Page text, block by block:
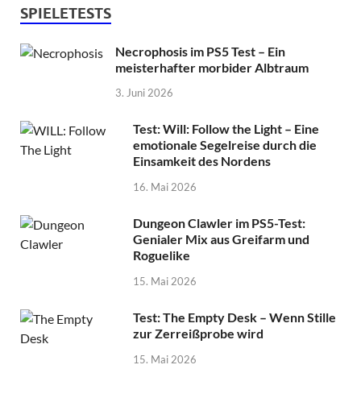
SPIELETESTS
Necrophosis im PS5 Test – Ein
meisterhafter morbider Albtraum
3. Juni 2026
Test: Will: Follow the Light – Eine
emotionale Segelreise durch die
Einsamkeit des Nordens
16. Mai 2026
Dungeon Clawler im PS5-Test:
Genialer Mix aus Greifarm und
Roguelike
15. Mai 2026
Test: The Empty Desk – Wenn Stille
zur Zerreißprobe wird
15. Mai 2026